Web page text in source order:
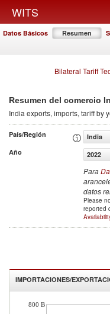
WITS
Datos Básicos Resumen
Bilateral Tariff
Resumen del comercio
India exports, imports, tariff by
País/Región
India
Año
2022
Para
datos
Please
reported
IMPORTACIONES/
800 B